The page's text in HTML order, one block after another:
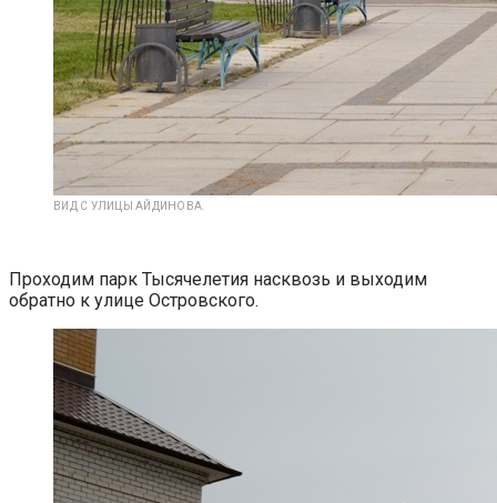
ВИД С УЛИЦЫ АЙДИНОВА.
Проходим парк Тысячелетия насквозь и выходим
обратно к улице Островского.